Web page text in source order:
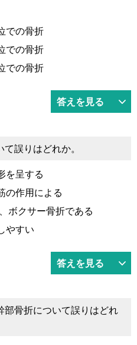
での骨折
での骨折
での骨折
答えを見る
誤りはどれか。
を呈する
の作用による
ボクサー骨折である
やすい
答えを見る
部骨折について誤りはどれ